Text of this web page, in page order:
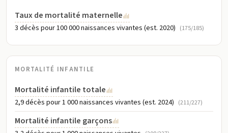
Taux de mortalité maternelle
3 décès pour 100 000 naissances vivantes (est. 2020) (175/185)
MORTALITÉ INFANTILE
Mortalité infantile totale
2,9 décès pour 1 000 naissances vivantes (est. 2024) (211/227)
Mortalité infantile garçons